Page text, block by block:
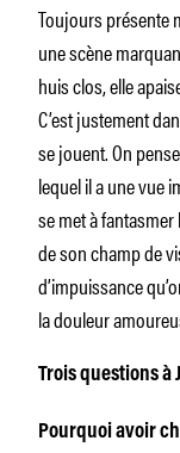
Toujours présente
une scène
huis clos, elle
C’est justement
se jouent. On
lequel il a une vue
se met à fantasmer
de son champ de
d’impuissance
la douleur
Trois questions à
Pourquoi avoir